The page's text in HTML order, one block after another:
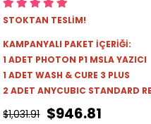
STOKTAN TESLİM!
KAMPANYALI PAKET İÇERİĞİ:
1 ADET PHOTON P1 MSLA YAZICI
1 ADET WASH & CURE 3 PLUS
2 ADET ANYCUBIC STANDARD
$1,031.91 $946.81